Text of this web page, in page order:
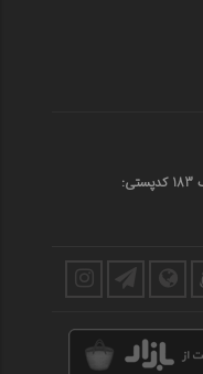
قم - خیابان انقلاب (چهارمردان)‌ - کوچه 6 - پلاک 183 کدپستی: